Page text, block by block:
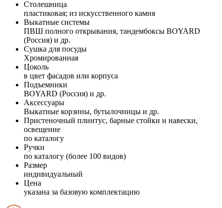
Столешница
пластиковая; из искусственного камня
Выкатные системы
ПВШ полного открывания, тандембоксы BOYARD
(Россия) и др.
Сушка для посуды
Хромированная
Цоколь
в цвет фасадов или корпуса
Подъемники
BOYARD (Россия) и др.
Аксессуары
Выкатные корзины, бутылочницы и др.
Пристеночный плинтус, барные стойки и навески,
освещение
по каталогу
Ручки
по каталогу (более 100 видов)
Размер
индивидуальный
Цена
указана за базовую комплектацию